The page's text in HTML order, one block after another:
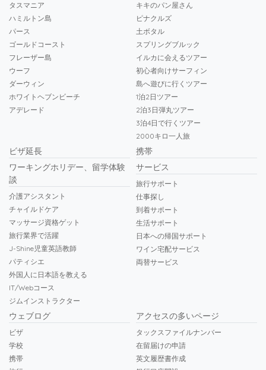
タスマニア
ハミルトン島
パース
ゴールドコースト
フレーザー島
ウーフ
ダーウィン
ホワイトヘブンビーチ
アデレード
キキのパン屋さん
ピナクルズ
土ボタル
スプリングブルック
イルカに会えるツアー
初心者向けサーフィン
島へ遊びに行くツアー
1泊2日ツアー
2泊3日弾丸ツアー
3泊4日で行くツアー
2000キロ一人旅
ビザ延長
ワーキングホリデー、留学体験
談
介護アシスタント
チャイルドケア
マッサージ資格ゲット
旅行業界で活躍
J-Shine児童英語教師
パティシエ
外国人に日本語を教える
IT/Webコース
ジムインストラクター
携帯
サービス
旅行サポート
仕事探し
到着サポート
生活サポート
日本への帰国サポート
ワイン宅配サービス
両替サービス
ウェブログ
ビザ
学校
携帯
アクセスの多いページ
タックスファイルナンバー
在留届けの申請
英文履歴書作成